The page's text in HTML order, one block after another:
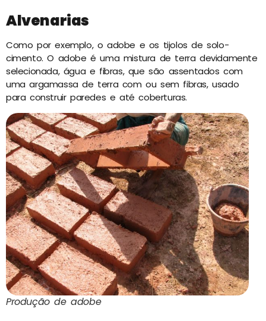
Alvenarias
Como por exemplo, o adobe e os tijolos de solo-
cimento. O adobe é uma mistura de terra devidamente
selecionada, água e fibras, que são assentados com
uma argamassa de terra com ou sem fibras, usado
para construir paredes e até coberturas.
Produção de adobe